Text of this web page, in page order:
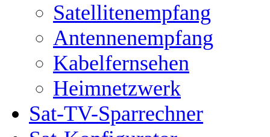
Satellitenempfang
Antennenempfang
Kabelfernsehen
Heimnetzwerk
Sat-TV-Sparrechner